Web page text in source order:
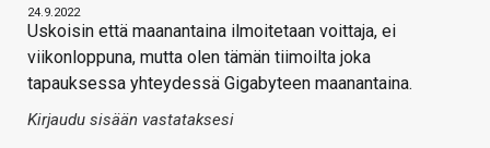
24.9.2022
Uskoisin että maanantaina ilmoitetaan voittaja, ei
viikonloppuna, mutta olen tämän tiimoilta joka
tapauksessa yhteydessä Gigabyteen maanantaina.
Kirjaudu sisään vastataksesi